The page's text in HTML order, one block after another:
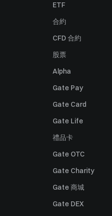
ETF
合約
CFD 合約
股票
Alpha
Gate Pay
Gate Card
Gate Life
禮品卡
Gate OTC
Gate Charity
Gate 商城
Gate DEX